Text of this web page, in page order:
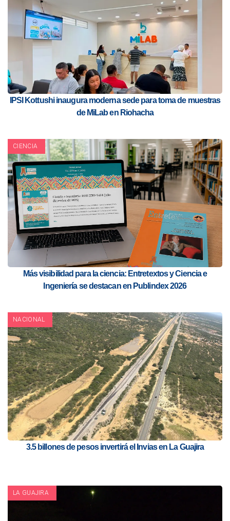
IPSI Kottushi inaugura moderna sede para toma de muestras
de MiLab en Riohacha
CIENCIA
Más visibilidad para la ciencia: Entretextos y Ciencia e
Ingeniería se destacan en Publindex 2026
NACIONAL
3.5 billones de pesos invertirá el Invias en La Guajira
LA GUAJIRA